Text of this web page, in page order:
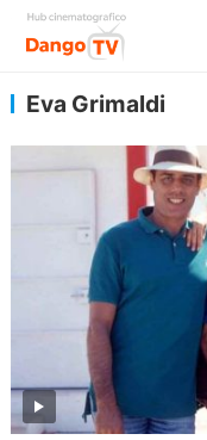
Eva Grimaldi